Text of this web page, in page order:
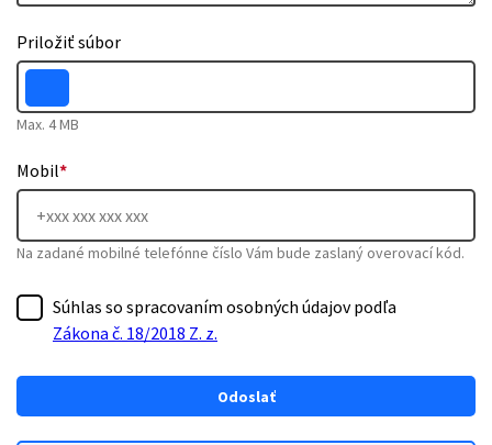
Priložiť súbor
Max. 4 MB
Mobil*
Na zadané mobilné telefónne číslo Vám bude zaslaný overovací kód.
Súhlas so spracovaním osobných údajov podľa
Zákona č. 18/2018 Z. z.